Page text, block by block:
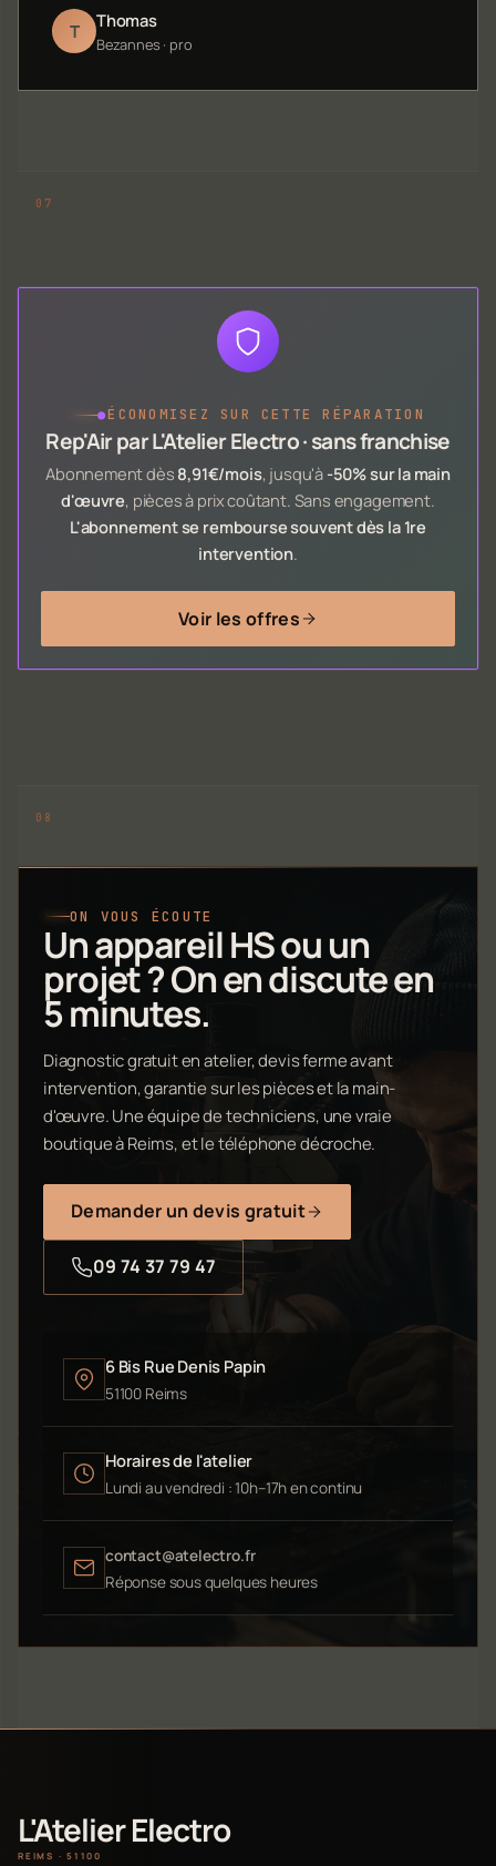
T Thomas
Bezannes · pro
●ÉCONOMISEZ SUR CETTE RÉPARATION
Rep'Air par L'Atelier Electro · sans franchise
Abonnement dès 8,91€/mois, jusqu'à -50% sur la main
d'œuvre, pièces à prix coûtant. Sans engagement.
L'abonnement se rembourse souvent dès la 1re
intervention.
Voir les offres
ON VOUS ÉCOUTE
Un appareil HS ou un
projet ? On en discute en
5 minutes.
Diagnostic gratuit en atelier, devis ferme avant
intervention, garantie sur les pièces et la main-
d'œuvre. Une équipe de techniciens, une vraie
boutique à Reims, et le téléphone décroche.
Demander un devis gratuit
09 74 37 79 47
6 Bis Rue Denis Papin
51100 Reims
Horaires de l'atelier
Lundi au vendredi : 10h–17h en continu
contact@atelectro.fr
Réponse sous quelques heures
L'Atelier Electro
REIMS · 51100